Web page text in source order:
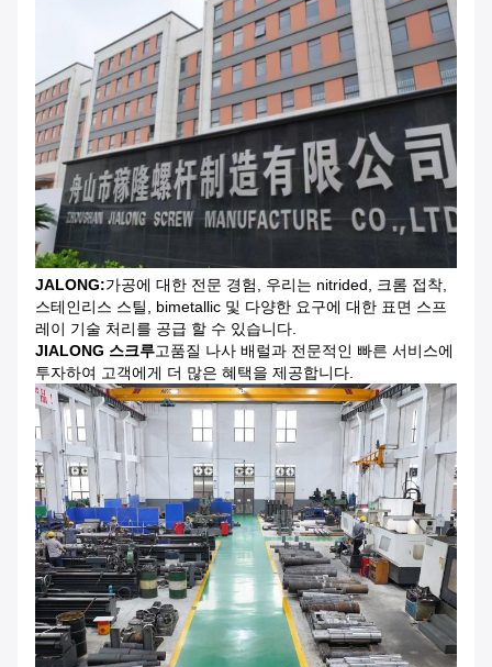
JALONG:가공에 대한 전문 경험, 우리는 nitrided, 크롬 접착,
스테인리스 스틸, bimetallic 및 다양한 요구에 대한 표면 스프
레이 기술 처리를 공급 할 수 있습니다.
JIALONG 스크루고품질 나사 배럴과 전문적인 빠른 서비스에
투자하여 고객에게 더 많은 혜택을 제공합니다.